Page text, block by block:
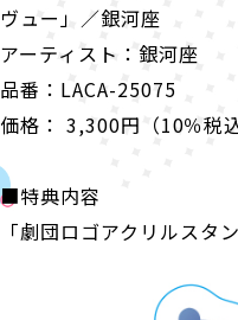
ヴュー」／銀河座
アーティスト：銀河座
品番：LACA-25075
価格： 3,300円（10％税
■特典内容
「劇団ロゴアクリルスタ